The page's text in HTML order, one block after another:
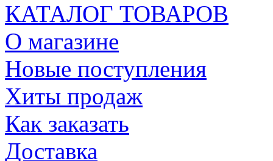
КАТАЛОГ ТОВАРОВ
О магазине
Новые поступления
Хиты продаж
Как заказать
Доставка